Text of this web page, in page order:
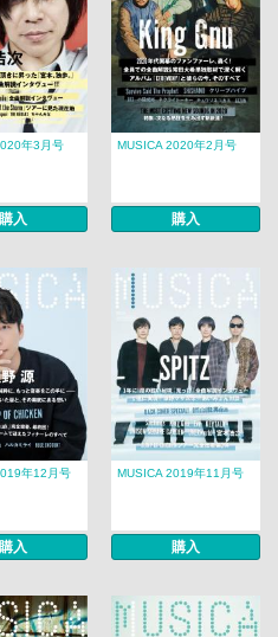
年3月号
購入
MUSICA 2020年2月号
購入
年12月号
購入
MUSICA 2019年11月号
購入